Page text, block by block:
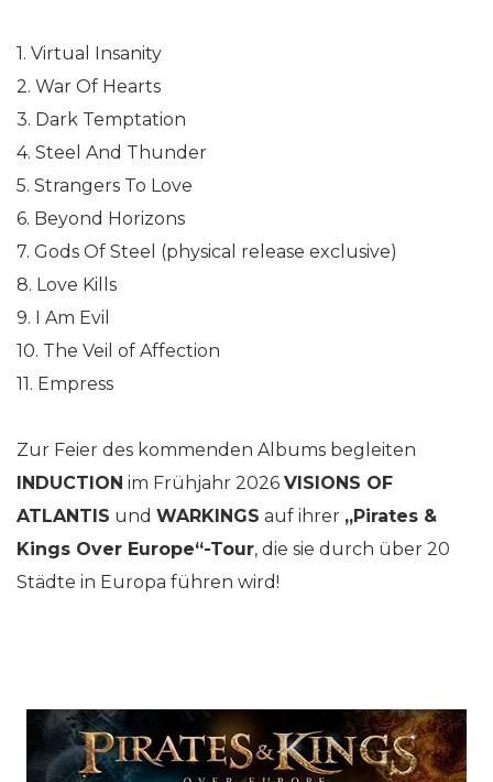
1. Virtual Insanity
2. War Of Hearts
3. Dark Temptation
4. Steel And Thunder
5. Strangers To Love
6. Beyond Horizons
7. Gods Of Steel (physical release exclusive)
8. Love Kills
9. I Am Evil
10. The Veil of Affection
11. Empress
Zur Feier des kommenden Albums begleiten
INDUCTION im Frühjahr 2026 VISIONS OF
ATLANTIS und WARKINGS auf ihrer „Pirates &
Kings Over Europe“-Tour, die sie durch über 20
Städte in Europa führen wird!